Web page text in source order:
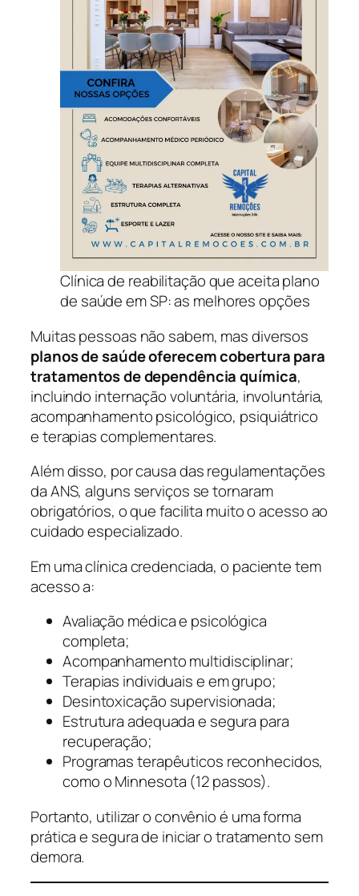
Clínica de reabilitação que aceita plano
de saúde em SP: as melhores opções
Muitas pessoas não sabem, mas diversos
planos de saúde oferecem cobertura para
tratamentos de dependência química,
incluindo internação voluntária, involuntária,
acompanhamento psicológico, psiquiátrico
e terapias complementares.
Além disso, por causa das regulamentações
da ANS, alguns serviços se tornaram
obrigatórios, o que facilita muito o acesso ao
cuidado especializado.
Em uma clínica credenciada, o paciente tem
acesso a:
Avaliação médica e psicológica
completa;
Acompanhamento multidisciplinar;
Terapias individuais e em grupo;
Desintoxicação supervisionada;
Estrutura adequada e segura para
recuperação;
Programas terapêuticos reconhecidos,
como o Minnesota (12 passos).
Portanto, utilizar o convênio é uma forma
prática e segura de iniciar o tratamento sem
demora.